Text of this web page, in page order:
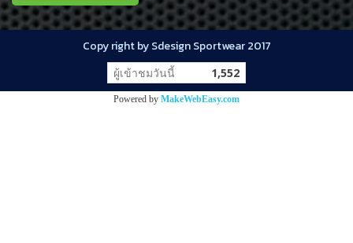
Copy right by Sdesign Sportwear 2017
ผู้เข้าชมวันนี้ 1,552
Powered by MakeWebEasy.com